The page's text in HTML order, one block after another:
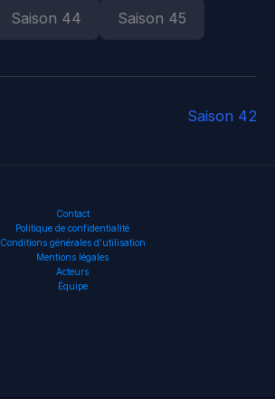
Saison 44 Saison 45
Saison 42
Contact
Politique de confidentialité
Conditions générales d’utilisation
Mentions légales
Acteurs
Équipe